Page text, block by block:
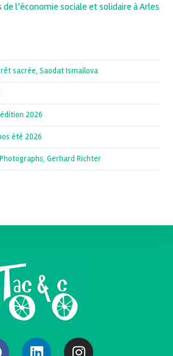
de l’économie sociale et solidaire à Arles
sacrée, Saodat Ismailova
2026
été 2026
Gerhard Richter